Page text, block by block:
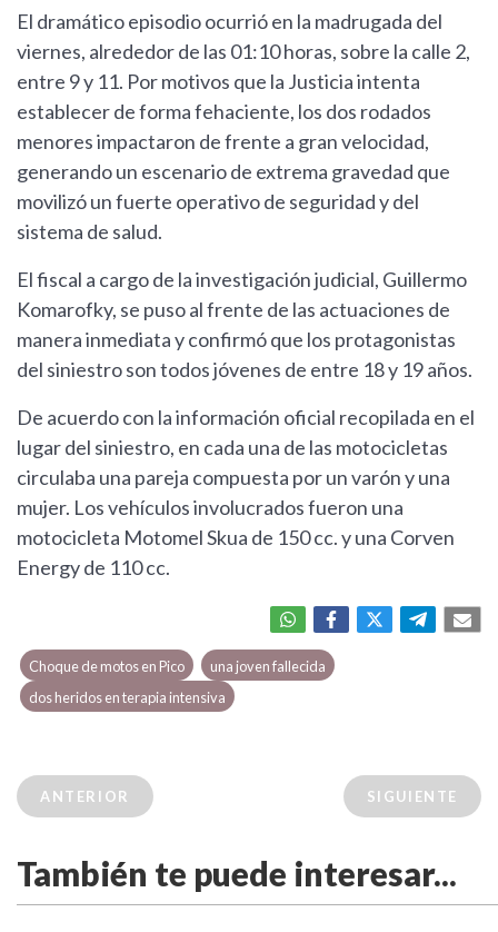
El dramático episodio ocurrió en la madrugada del
viernes, alrededor de las 01:10 horas, sobre la calle 2,
entre 9 y 11. Por motivos que la Justicia intenta
establecer de forma fehaciente, los dos rodados
menores impactaron de frente a gran velocidad,
generando un escenario de extrema gravedad que
movilizó un fuerte operativo de seguridad y del
sistema de salud.
El fiscal a cargo de la investigación judicial, Guillermo
Komarofky, se puso al frente de las actuaciones de
manera inmediata y confirmó que los protagonistas
del siniestro son todos jóvenes de entre 18 y 19 años.
De acuerdo con la información oficial recopilada en el
lugar del siniestro, en cada una de las motocicletas
circulaba una pareja compuesta por un varón y una
mujer. Los vehículos involucrados fueron una
motocicleta Motomel Skua de 150 cc. y una Corven
Energy de 110 cc.
Choque de motos en Pico
una joven fallecida
dos heridos en terapia intensiva
ANTERIOR SIGUIENTE
También te puede interesar...